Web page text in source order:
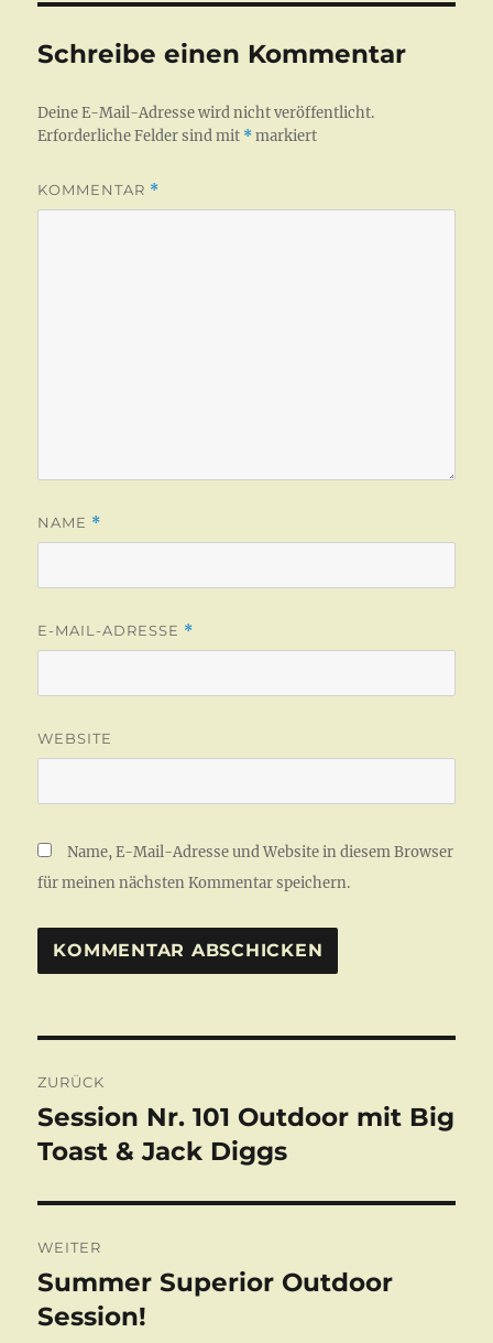
Schreibe einen Kommentar
Deine E-Mail-Adresse wird nicht veröffentlicht.
Erforderliche Felder sind mit *markiert
KOMMENTAR *
NAME *
E-MAIL-ADRESSE *
WEBSITE
Name, E-Mail-Adresse und Website in diesem Browser
für meinen nächsten Kommentar speichern.
ZURÜCK
Vorheriger
Beitrag:
Session Nr. 101 Outdoor mit Big
Toast & Jack Diggs
WEITER
Nächster
Beitrag:
Summer Superior Outdoor
Session!